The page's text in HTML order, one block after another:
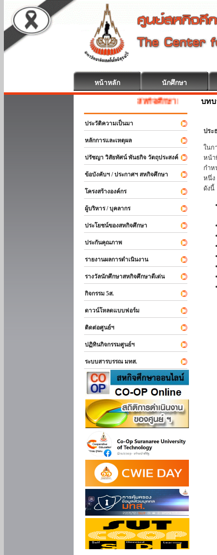
หน้าหลัก นักศึกษา
สหกิจศึกษา ยินดีต้อนรับ
ประวัติความเป็นมา
หลักการและเหตุผล
ปรัชญา วิสัยทัศน์ พันธกิจ วัตถุประสงค์
ข้อบังคับฯ / ประกาศฯ สหกิจศึกษา
โครงสร้างองค์กร
ผู้บริหาร / บุคลากร
ประโยชน์ของสหกิจศึกษา
ประกันคุณภาพ
รายงานผลการดำเนินงาน
รางวัลนักศึกษาสหกิจศึกษาดีเด่น
กิจกรรม 5ส.
ดาวน์โหลดแบบฟอร์ม
ติดต่อศูนย์ฯ
ปฏิทินกิจกรรมศูนย์ฯ
ระบบสารบรรณ มทส.
บทบ
ประ
ในก
หน้า
กำห
หนึ่ง
ดังนี้